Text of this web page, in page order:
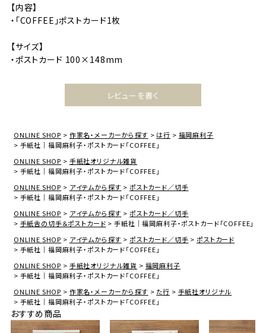
【内容】
・「COFFEE」ポストカード1枚
【サイズ】
・ポストカード 100×148mm
レビューを書く
ONLINE SHOP 作家名・メーカーから探す は行
福岡麻利子
手紙社｜福岡麻利子・ポストカード「COFFEE」
ONLINE SHOP
手紙社オリジナル雑貨
手紙社｜福岡麻利子・ポストカード「COFFEE」
ONLINE SHOP
アイテムから探す
ポストカード／切手
手紙社｜福岡麻利子・ポストカード「COFFEE」
ONLINE SHOP
アイテムから探す
ポストカード／切手
手紙舎の切手＆ポストカード
手紙社｜福岡麻利子・ポストカード「COFFEE」
ONLINE SHOP
アイテムから探す ポストカード／切手
ポストカード
手紙社｜福岡麻利子・ポストカード「COFFEE」
ONLINE SHOP
手紙社オリジナル雑貨
福岡麻利子
手紙社｜福岡麻利子・ポストカード「COFFEE」
ONLINE SHOP
作家名・メーカーから探す た行
手紙社オリジナル
手紙社｜福岡麻利子・ポストカード「COFFEE」
おすすめ商品